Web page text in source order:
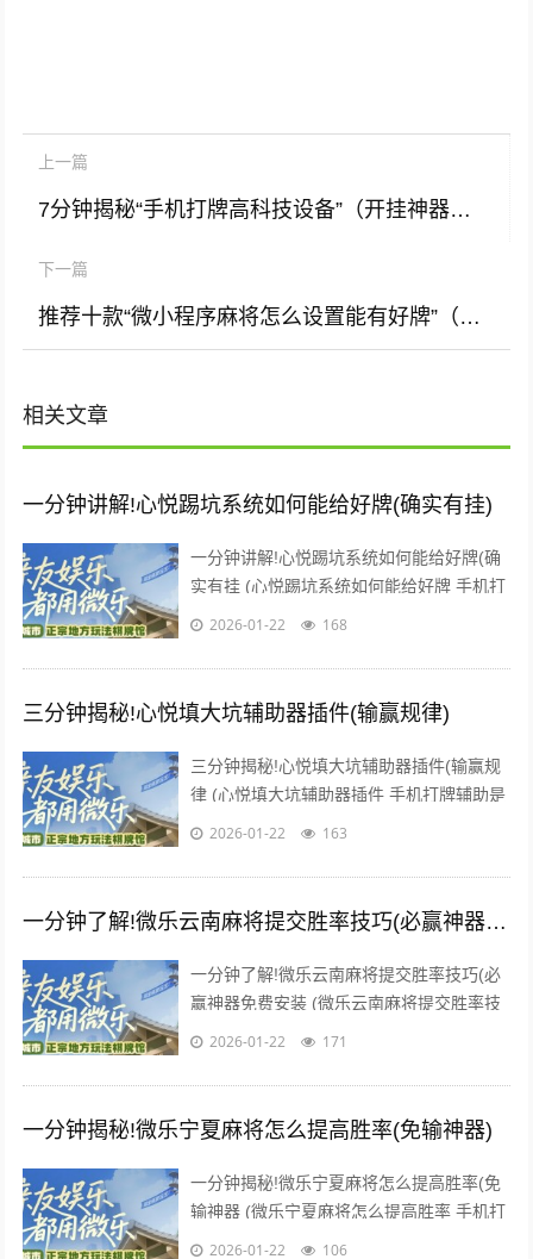
上一篇
7分钟揭秘“手机打牌高科技设备”（开挂神器下载)
下一篇
推荐十款“微小程序麻将怎么设置能有好牌”（外辅工具)
相关文章
一分钟讲解!心悦踢坑系统如何能给好牌(确实有挂)
一分钟讲解!心悦踢坑系统如何能给好牌(确
实有挂 (心悦踢坑系统如何能给好牌 手机打
牌辅助是一款可以让一直输的玩家，快速成
2026-01-22 168
三分钟揭秘!心悦填大坑辅助器插件(输赢规律)
三分钟揭秘!心悦填大坑辅助器插件(输赢规
律 (心悦填大坑辅助器插件 手机打牌辅助是
一款可以让一直输的玩家，快速成为一个
2026-01-22 163
一分钟了解!微乐云南麻将提交胜率技巧(必赢神器免费安装)
一分钟了解!微乐云南麻将提交胜率技巧(必
赢神器免费安装 (微乐云南麻将提交胜率技
巧 手机打牌辅助是一款可以让一直输的玩
2026-01-22 171
一分钟揭秘!微乐宁夏麻将怎么提高胜率(免输神器)
一分钟揭秘!微乐宁夏麻将怎么提高胜率(免
输神器 (微乐宁夏麻将怎么提高胜率 手机打
牌辅助是一款可以让一直输的玩家，快速成
2026-01-22 106